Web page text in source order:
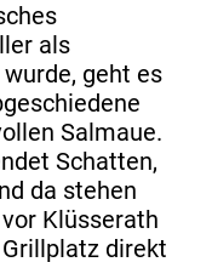
als
geht es
Salmaue.
Schatten,
da stehen
Klüsserath
direkt